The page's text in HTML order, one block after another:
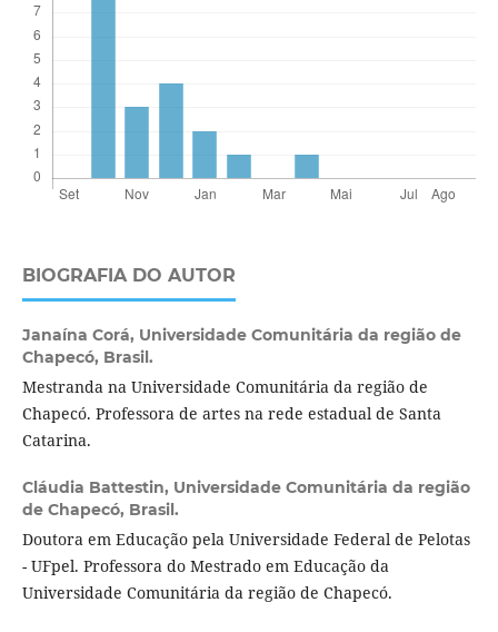
BIOGRAFIA DO AUTOR
Janaína Corá, Universidade Comunitária da região de
Chapecó, Brasil.
Mestranda na Universidade Comunitária da região de
Chapecó. Professora de artes na rede estadual de Santa
Catarina.
Cláudia Battestin, Universidade Comunitária da região
de Chapecó, Brasil.
Doutora em Educação pela Universidade Federal de Pelotas
- UFpel. Professora do Mestrado em Educação da
Universidade Comunitária da região de Chapecó.